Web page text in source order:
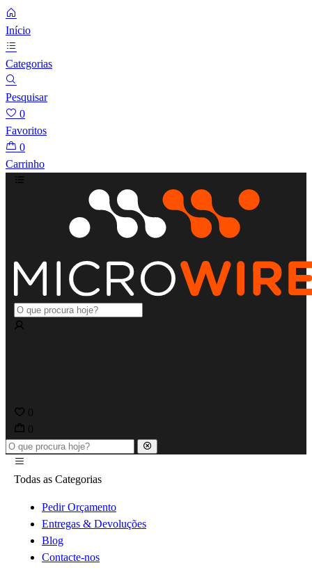
Início
Categorias
Pesquisar
0
Favoritos
0
Carrinho
0
0
Todas as Categorias
Pedir Orçamento
Entregas & Devoluções
Blog
Contacte-nos